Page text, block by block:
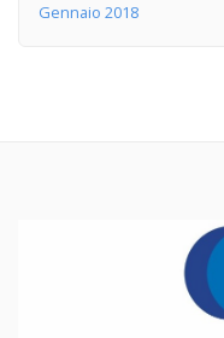
Gennaio 2018